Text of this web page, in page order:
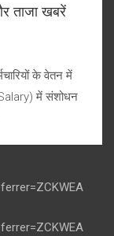
ताजा खबरें
के वेतन में
में संशोधन